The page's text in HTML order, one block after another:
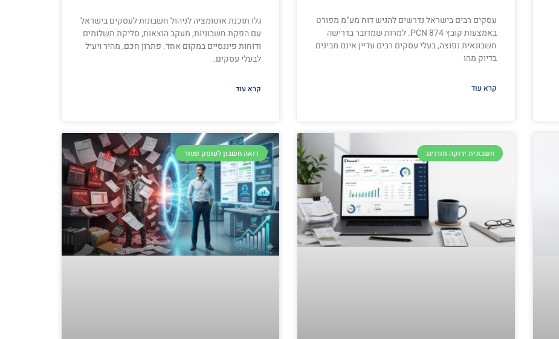
עסקים רבים בישראל נדרשים להגיש דוח מע"מ מפורט
באמצעות קובץ PCN 874. למרות שמדובר בדרישה
חשבונאית נפוצה, בעלי עסקים רבים עדיין אינם מבינים
בדיוק מהו
קרא עוד
גלו תוכנת אוטומציה לניהול חשבונות לעסקים בישראל
עם הפקת חשבוניות, מעקב הוצאות, סליקת תשלומים
ודוחות פיננסיים במקום אחד. פתרון חכם, מהיר ויעיל
לבעלי עסקים.
קרא עוד
חשבונית ירוקה מורנינג רואה חשבון לעוסק פטור